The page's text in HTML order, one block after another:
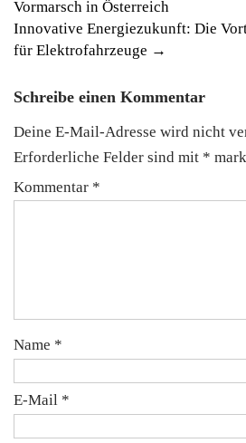
navigation
Vormarsch in Österreich
Innovative Energiezukunft: Die
für Elektrofahrzeuge →
Schreibe einen Kommentar
Deine E-Mail-Adresse wird nicht
Erforderliche Felder sind mit *
Kommentar *
Name *
E-Mail *